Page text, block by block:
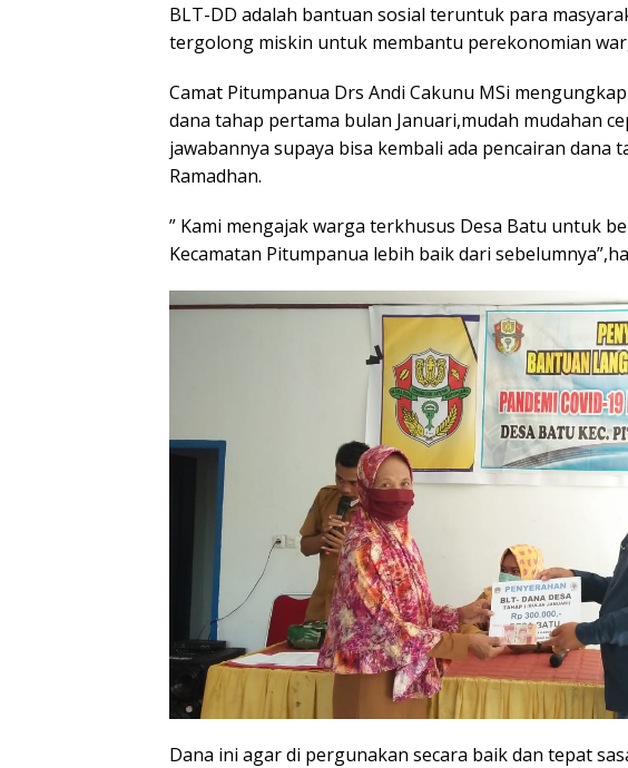
BLT-DD adalah bantuan sosial teruntuk para
tergolong miskin untuk membantu perekonomian
Camat Pitumpanua Drs Andi Cakunu MSi
dana tahap pertama bulan Januari,mudah mudahan
jawabannya supaya bisa kembali ada pencairan dana
Ramadhan.
” Kami mengajak warga terkhusus Desa Batu untuk
Kecamatan Pitumpanua lebih baik dari
Dana ini agar di pergunakan secara baik dan tepat